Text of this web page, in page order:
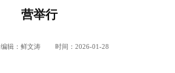
营举行
编辑：鲜文涛 时间：2026-01-28